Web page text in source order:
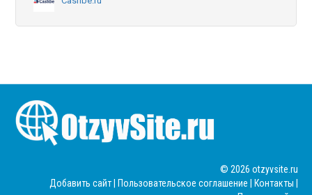
© 2026 otzyvsite.ru
Добавить сайт
Пользовательское соглашение Контакты